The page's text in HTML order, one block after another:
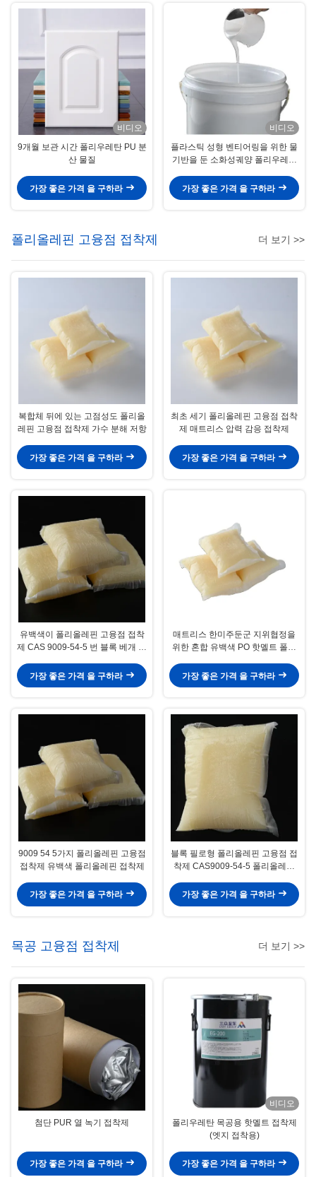
비디오
9개월 보관 시간 폴리우레탄 PU 분
산 물질
가장 좋은 가격 을 구하라
비디오
플라스틱 성형 벤티어링을 위한 물
기반을 둔 소화성궤양 폴리우레탄
가장 좋은 가격 을 구하라
폴리올레핀 고융점 접착제 더 보기 >>
복합체 뒤에 있는 고점성도 폴리올
레핀 고융점 접착제 가수 분해 저항
가장 좋은 가격 을 구하라
최초 세기 폴리올레핀 고융점 접착
제 매트리스 압력 감응 접착제
가장 좋은 가격 을 구하라
유백색이 폴리올레핀 고융점 접착
제 CAS 9009-54-5 번 블록 베개 모
가장 좋은 가격 을 구하라
매트리스 한미주둔군 지위협정을
위한 혼합 유백색 PO 핫멜트 폴리
가장 좋은 가격 을 구하라
9009 54 5가지 폴리올레핀 고융점
접착제 유백색 폴리올레핀 접착제
가장 좋은 가격 을 구하라
블록 필로형 폴리올레핀 고융점 접
착제 CAS9009-54-5 폴리올레핀
가장 좋은 가격 을 구하라
목공 고융점 접착제 더 보기 >>
첨단 PUR 열 녹기 접착제
가장 좋은 가격 을 구하라
비디오
폴리우레탄 목공용 핫멜트 접착제
(엣지 접착용)
가장 좋은 가격 을 구하라